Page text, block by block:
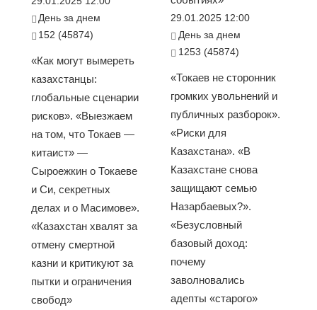
День за днем
152 (45874)
«Как могут вымереть
казахстанцы:
глобальные сценарии
рисков». «Выезжаем
на том, что Токаев —
китаист» —
Сыроежкин о Токаеве
и Си, секретных
делах и о Масимове».
«Казахстан хвалят за
отмену смертной
казни и критикуют за
пытки и ограничения
свобод»
29.01.2025 12:00
День за днем
1253 (45874)
«Токаев не сторонник
громких увольнений и
публичных разборок».
«Риски для
Казахстана». «В
Казахстане снова
защищают семью
Назарбаевых?».
«Безусловный
базовый доход:
почему
заволновались
адепты «старого»